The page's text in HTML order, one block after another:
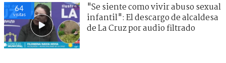
64
visitas
"Se siente como vivir abuso sexual
infantil": El descargo de alcaldesa
de La Cruz por audio filtrado